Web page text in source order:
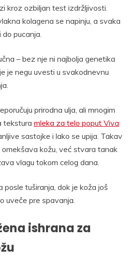
kroz ozbiljan test izdržljivosti.
kolagena se napinju, a svaka
pucanja.
– bez nje ni najbolja genetika
je negu uvesti u svakodnevnu
prirodna ulja, ali mnogim
tekstura mleka za telo poput Viva
sastojke i lako se upija. Takav
kožu, već stvara tanak
vlagu tokom celog dana.
posle tuširanja, dok je koža još
uveče pre spavanja.
ishrana za